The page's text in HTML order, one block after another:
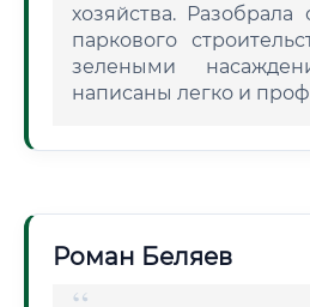
хозяйства.
паркового
зелеными
написаны легко и
Роман Беляев